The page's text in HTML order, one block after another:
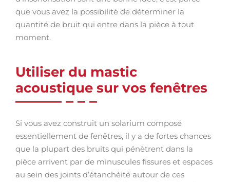
que vous avez la possibilité de déterminer la
quantité de bruit qui entre dans la pièce à tout
moment.
Utiliser du mastic
acoustique sur vos fenêtres
Si vous avez construit un solarium composé
essentiellement de fenêtres, il y a de fortes chances
que la plupart des bruits qui pénètrent dans la
pièce arrivent par de minuscules fissures et espaces
au sein des joints d’étanchéité autour de ces